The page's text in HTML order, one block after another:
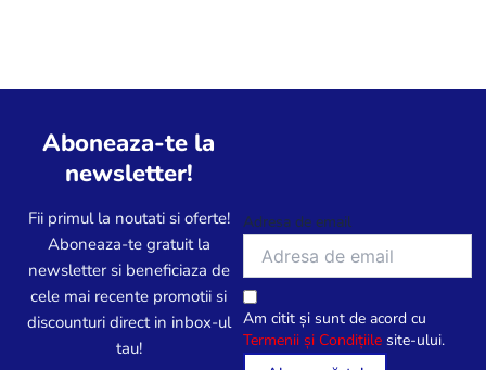
Aboneaza-te la
newsletter!
Fii primul la noutati si oferte!
Aboneaza-te gratuit la
newsletter si beneficiaza de
cele mai recente promotii si
discounturi direct in inbox-ul
tau!
Adresa de email
Am citit și sunt de acord cu
Termenii și Condițiile site-ului.